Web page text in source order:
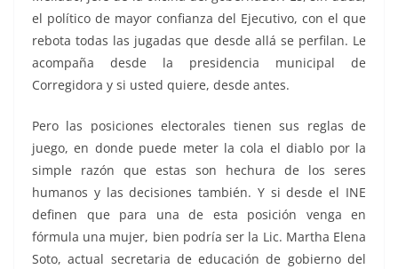
el político de mayor confianza del Ejecutivo, con el que
rebota todas las jugadas que desde allá se perfilan. Le
acompaña desde la presidencia municipal de
Corregidora y si usted quiere, desde antes.
Pero las posiciones electorales tienen sus reglas de
juego, en donde puede meter la cola el diablo por la
simple razón que estas son hechura de los seres
humanos y las decisiones también. Y si desde el INE
definen que para una de esta posición venga en
fórmula una mujer, bien podría ser la Lic. Martha Elena
Soto, actual secretaria de educación de gobierno del